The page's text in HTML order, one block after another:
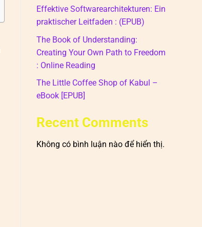
Effektive Softwarearchitekturen: Ein
praktischer Leitfaden : (EPUB)
The Book of Understanding:
Creating Your Own Path to Freedom
: Online Reading
The Little Coffee Shop of Kabul –
eBook [EPUB]
Recent Comments
Không có bình luận nào để hiển thị.